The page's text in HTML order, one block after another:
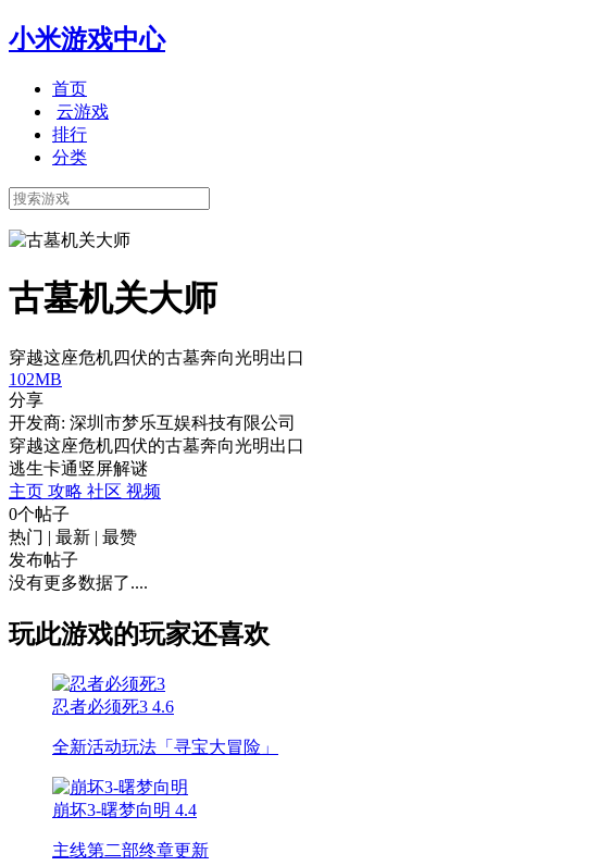
小米游戏中心
首页
云游戏
排行
分类
古墓机关大师
穿越这座危机四伏的古墓奔向光明出口
102MB
分享
开发商: 深圳市梦乐互娱科技有限公司
穿越这座危机四伏的古墓奔向光明出口
逃生卡通竖屏解谜
主页 攻略 社区 视频
0个帖子
热门 | 最新 | 最赞
发布帖子
没有更多数据了....
玩此游戏的玩家还喜欢
忍者必须死3 4.6
全新活动玩法「寻宝大冒险」
崩坏3-曙梦向明 4.4
主线第二部终章更新